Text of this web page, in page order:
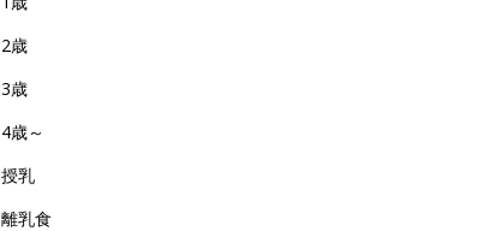
2歳
3歳
4歳～
授乳
離乳食